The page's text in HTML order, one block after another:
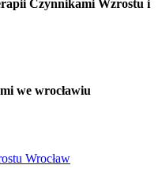
Czynnikami Wzrostu i
Wrocław